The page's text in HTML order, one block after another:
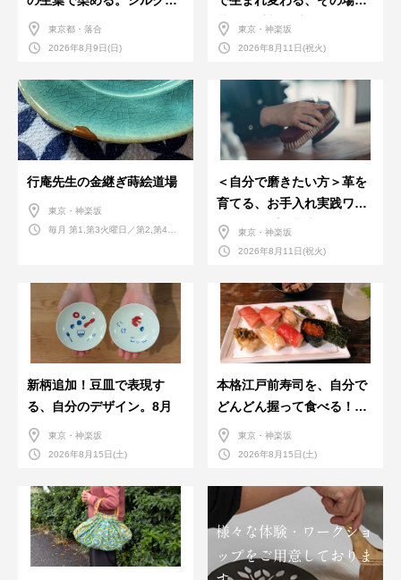
ストール
東京都・落合
2026年8月9日(日)
革のお手入れ受付会。
東京・神楽坂
2026年8月11日(祝火)
行庵先生の金継ぎ蒔絵道場
東京・神楽坂
毎月 第1,第3火曜日／第2,第4火
＜自分で磨きたい方＞革を
育てる、お手入れ実践ワー
クショップ。基本編！
東京・神楽坂
2026年8月11日(祝火)
新柄追加！豆皿で表現す
る、自分のデザイン。8月
東京・神楽坂
2026年8月15日(土)
本格江戸前寿司を、自分で
どんどん握って食べる！職
人さんに教わる＜握りの練
習会＞８月
東京・神楽坂
2026年8月15日(土)
様々な体験・ワークショ
ップをご用意しておりま